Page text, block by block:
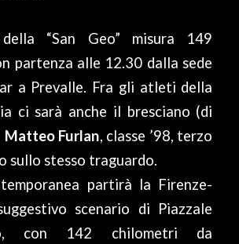
“San Geo” misura 149
partenza alle 12.30 dalla sede
a Prevalle. Fra gli atleti della
ci sarà anche il bresciano (di
Matteo Furlan, classe ’98, terzo
sullo stesso traguardo.
partirà la Firenze-
scenario di Piazzale
con 142 chilometri da